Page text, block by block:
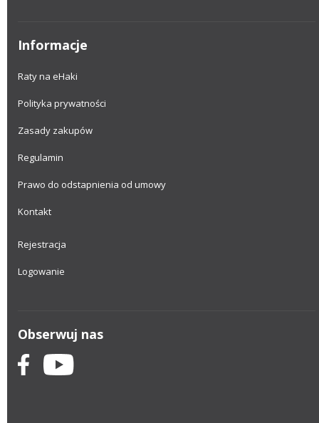
Informacje
Raty na eHaki
Polityka prywatności
Zasady zakupów
Regulamin
Prawo do odstapnienia od umowy
Kontakt
Rejestracja
Logowanie
Obserwuj nas